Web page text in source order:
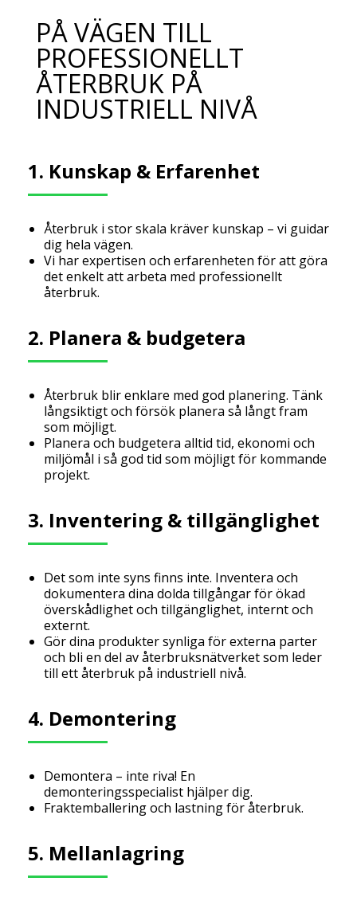
PÅ VÄGEN TILL
PROFESSIONELLT
ÅTERBRUK PÅ
INDUSTRIELL NIVÅ
1. Kunskap & Erfarenhet
Återbruk i stor skala kräver kunskap – vi guidar
dig hela vägen.
Vi har expertisen och erfarenheten för att göra
det enkelt att arbeta med professionellt
återbruk.
2. Planera & budgetera
Återbruk blir enklare med god planering. Tänk
långsiktigt och försök planera så långt fram
som möjligt.
Planera och budgetera alltid tid, ekonomi och
miljömål i så god tid som möjligt för kommande
projekt.
3. Inventering & tillgänglighet
Det som inte syns finns inte. Inventera och
dokumentera dina dolda tillgångar för ökad
överskådlighet och tillgänglighet, internt och
externt.
Gör dina produkter synliga för externa parter
och bli en del av återbruksnätverket som leder
till ett återbruk på industriell nivå.
4. Demontering
Demontera – inte riva! En
demonteringsspecialist hjälper dig.
Fraktemballering och lastning för återbruk.
5. Mellanlagring